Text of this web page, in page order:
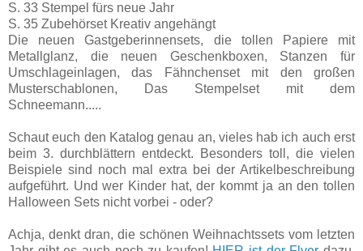
S. 33 Stempel fürs neue Jahr
S. 35 Zubehörset Kreativ angehängt
Die neuen Gastgeberinnensets, die tollen Papiere mit
Metallglanz, die neuen Geschenkboxen, Stanzen für
Umschlageinlagen, das Fähnchenset mit den großen
Musterschablonen, Das Stempelset mit dem
Schneemann.....
Schaut euch den Katalog genau an, vieles hab ich auch erst
beim 3. durchblättern entdeckt. Besonders toll, die vielen
Beispiele sind noch mal extra bei der Artikelbeschreibung
aufgeführt. Und wer Kinder hat, der kommt ja an den tollen
Halloween Sets nicht vorbei - oder?
Achja, denkt dran, die schönen Weihnachtssets vom letzten